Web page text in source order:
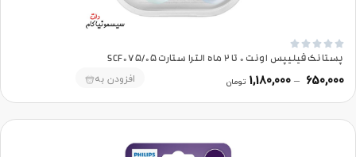





پستانک فیلیپس اونت 0 تا 2 ماه الترا ستارت SCF075/05
650,000
–
1,180,000 تومان افزودن به